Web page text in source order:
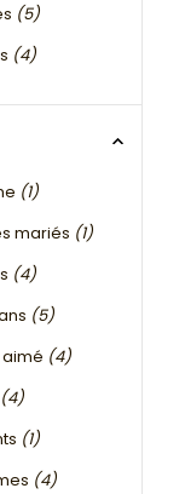
(5)
(4)
(1)
mariés (1)
(4)
(5)
(4)
(4)
(1)
(4)